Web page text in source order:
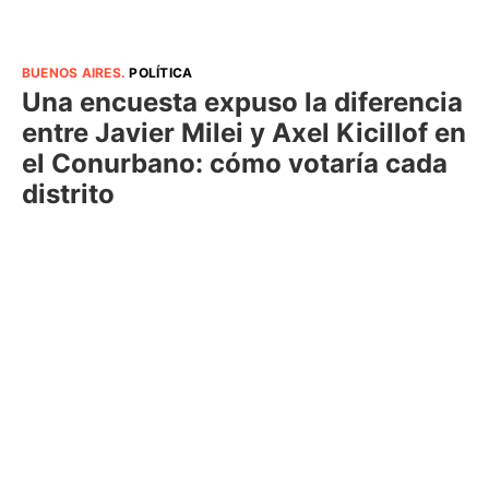
BUENOS AIRES.POLÍTICA
Una encuesta expuso la diferencia
entre Javier Milei y Axel Kicillof en
el Conurbano: cómo votaría cada
distrito